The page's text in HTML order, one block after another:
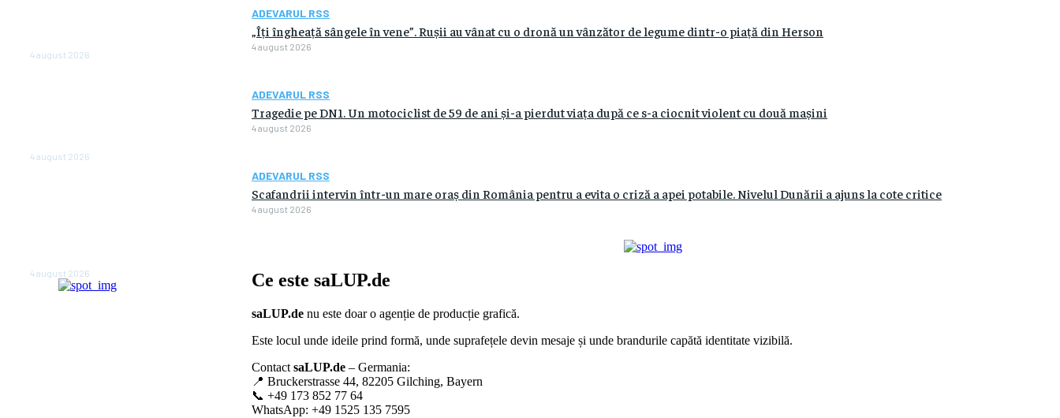
4 august 2026
4 august 2026
4 august 2026
ADEVARUL RSS
„Îți îngheață sângele în vene”. Rușii au vânat cu o dronă un vânzător de legume dintr-o piață din Herson
4 august 2026
ADEVARUL RSS
Tragedie pe DN1. Un motociclist de 59 de ani și-a pierdut viața după ce s-a ciocnit violent cu două mașini
4 august 2026
ADEVARUL RSS
Scafandrii intervin într-un mare oraș din România pentru a evita o criză a apei potabile. Nivelul Dunării a ajuns la cote critice
4 august 2026
Ce este saLUP.de
saLUP.de nu este doar o agenție de producție grafică.
Este locul unde ideile prind formă, unde suprafețele devin mesaje și unde brandurile capătă identitate vizibilă.
Contact saLUP.de – Germania:
📍 Bruckerstrasse 44, 82205 Gilching, Bayern
📞 +49 173 852 77 64
WhatsApp: +49 1525 135 7595